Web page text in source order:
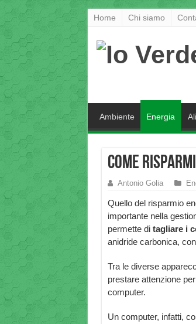
Home Chi siamo
Ambiente Energia
Come
Antonio Golia
Quello del risparmio
importante nella
permette di tagliare i
anidride carbonica,
Tra le diverse
prestare attenzione per
computer.
Un computer, infatti,